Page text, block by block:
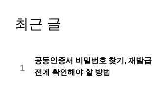
최근 글
1
공동인증서 비밀번호 찾기, 재발급
전에 확인해야 할 방법